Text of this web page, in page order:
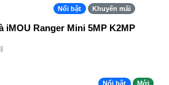
Nổi bật Khuyến mãi
iMOU Ranger Mini 5MP K2MP
Nổi bật Mới